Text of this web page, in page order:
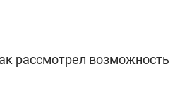
рассмотрел возможность